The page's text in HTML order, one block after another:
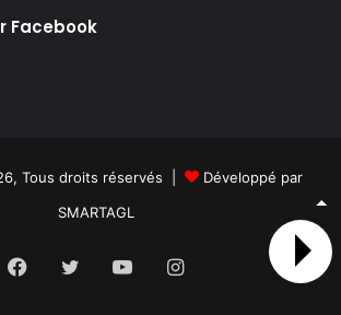
Facebook
Tous droits réservés |
Développé par
SMARTAGL
Facebook
Twitter YouTubeInstagram